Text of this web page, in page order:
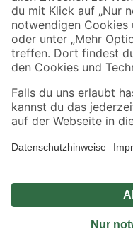
Jetzt die toom-App
Alle Preisangaben in EUR inkl.
Umständen nicht in allen Märkten
Produkte nur solange der Vorrat reicht.
*Paketversand ab 59 €
Privatsphäre
Nutzungsbedingungen